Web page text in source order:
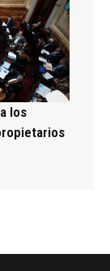
los